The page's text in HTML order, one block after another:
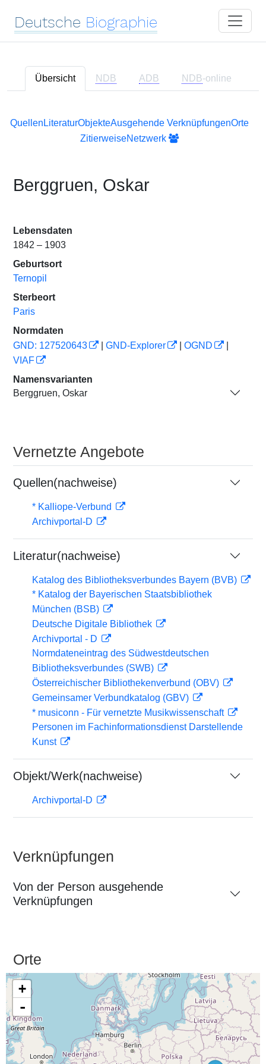
Deutsche Biographie
Übersicht NDB ADB NDB-online
Quellen LiteraturObjekteAusgehende VerknüpfungenOrte
ZitierweiseNetzwerk
Berggruen, Oskar
Lebensdaten
1842 – 1903
Geburtsort
Ternopil
Sterbeort
Paris
Normdaten
GND: 127520643
GND-Explorer OGND
VIAF
Namensvarianten
Berggruen, Oskar
Vernetzte Angebote
Quellen(nachweise)
* Kalliope-Verbund
Archivportal-D
Literatur(nachweise)
Katalog des Bibliotheksverbundes Bayern (BVB)
* Katalog der Bayerischen Staatsbibliothek
München (BSB)
Deutsche Digitale Bibliothek
Archivportal - D
Normdateneintrag des Südwestdeutschen
Bibliotheksverbundes (SWB)
Österreichischer Bibliothekenverbund (OBV)
Gemeinsamer Verbundkatalog (GBV)
* musiconn - Für vernetzte Musikwissenschaft
Personen im Fachinformationsdienst Darstellende
Kunst
Objekt/Werk(nachweise)
Archivportal-D
Verknüpfungen
Von der Person ausgehende
Verknüpfungen
Orte
+
-